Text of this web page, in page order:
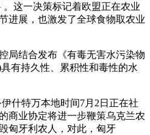
这一决策标记着欧盟正在农业
进展，也激发了全球食物取农业
结合发布《有毒无害水污染物
有持久性、累积性和毒性的水
什特万本地时间7月2日正在社
商业协定将进一步鞭策乌克兰农
匈牙利农人，对此，匈牙